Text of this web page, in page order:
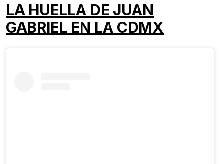
LA HUELLA DE JUAN
GABRIEL EN LA CDMX